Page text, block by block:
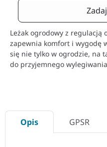
Leżak ogrodowy z regulacją
zapewnia komfort i wygodę
się nie tylko w ogrodzie, na
do przyjemnego
Opis GPSR